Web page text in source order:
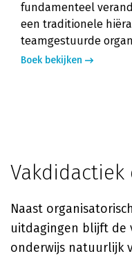
fundamenteel
een traditionele
teamgestuurde
Boek bekijken
Naast
uitdagingen blijft de
onderwijs natuurlijk